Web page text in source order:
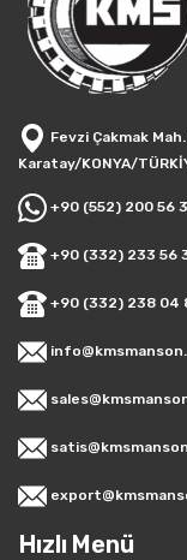
Fevzi Çakmak
Karatay/KONYA/
+90 (552) 200 56
+90 (332) 233 56
+90 (332) 238 04
Hızlı Menü